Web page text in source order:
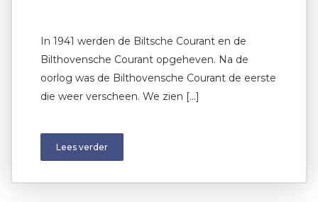
In 1941 werden de Biltsche Courant en de
Bilthovensche Courant opgeheven. Na de
oorlog was de Bilthovensche Courant de eerste
die weer verscheen. We zien […]
Lees verder